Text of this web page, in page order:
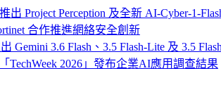
出 Project Perception 及全新 AI-Cyber-1-
合作推進網絡安全創新
Gemini 3.6 Flash、3.5 Flash-Lite 及 3.5
TechWeek 2026」發布企業AI應用調查結果